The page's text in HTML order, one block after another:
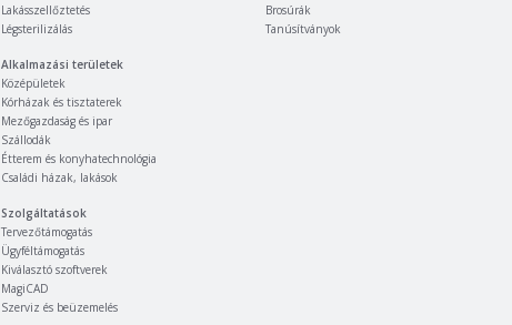
Lakásszellőztetés
Légsterilizálás
Alkalmazási területek
Középületek
Kórházak és tisztaterek
Mezőgazdaság és ipar
Szállodák
Étterem és konyhatechnológia
Családi házak, lakások
Szolgáltatások
Tervezőtámogatás
Ügyféltámogatás
Kiválasztó szoftverek
MagiCAD
Szerviz és beüzemelés
Brosúrák
Tanúsítványok